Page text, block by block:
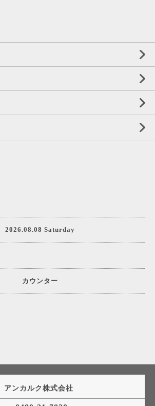
2026.08.08 Saturday
カウンター
アンカルク株式会社